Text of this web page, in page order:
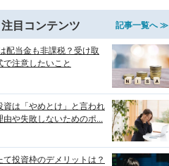
注目コンテンツ 記事一覧へ ≫
配当金も非課税？受け取
で注意したいこと
資は「やめとけ」と言われ
由や失敗しないためのポ...
て投資枠のデメリットは？